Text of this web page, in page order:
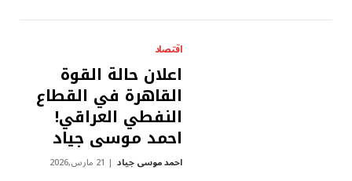
اقتصاد
اعلان حالة القوة
القاهرة في القطاع
النفطي العراقي!
احمد موسى جياد
احمد موسى جياد 21 مارس,2026